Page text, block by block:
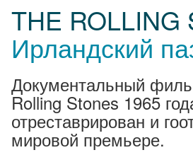
THE ROLLING
Ирландский
Документальный
Rolling Stones 1965
отреставрирован и
мировой премьере.